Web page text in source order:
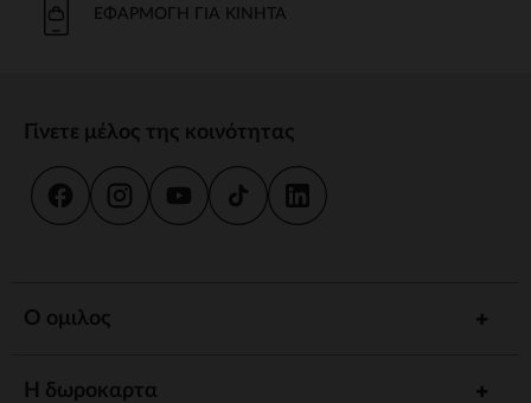
ΕΦΑΡΜΟΓΉ ΓΙΑ ΚΙΝΗΤΆ
Γίνετε μέλος της κοινότητας
Ο ομιλος
Η δωροκαρτα